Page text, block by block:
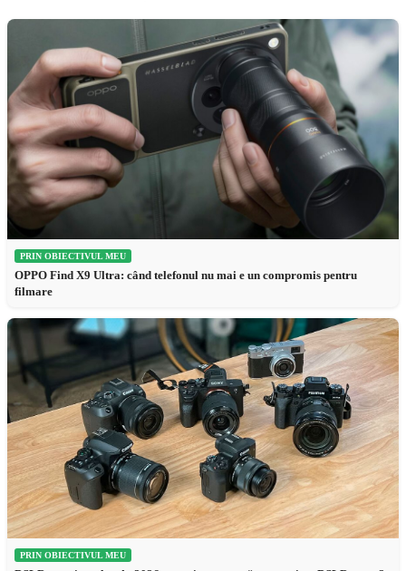
PRIN OBIECTIVUL MEU
OPPO Find X9 Ultra: când telefonul nu mai e un compromis pentru
filmare
PRIN OBIECTIVUL MEU